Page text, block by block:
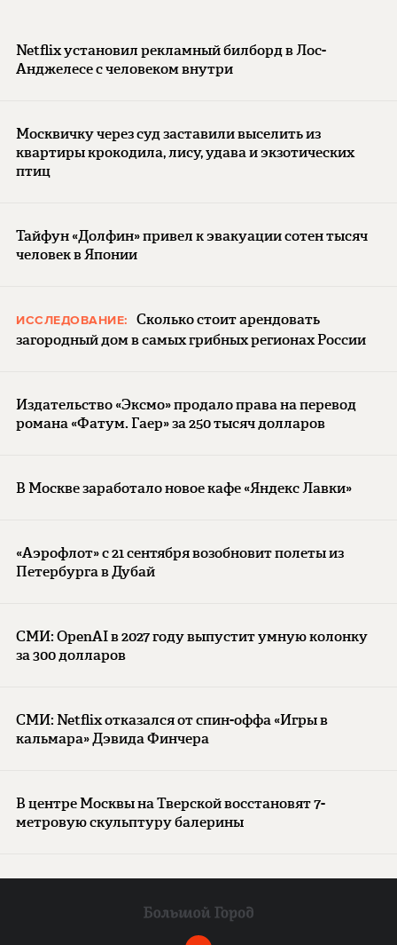
Netflix установил рекламный билборд в Лос-
Анджелесе с человеком внутри
Москвичку через суд заставили выселить из
квартиры крокодила, лису, удава и экзотических
птиц
Тайфун «Долфин» привел к эвакуации сотен тысяч
человек в Японии
ИССЛЕДОВАНИЕ:
Сколько стоит арендовать
загородный дом в самых грибных регионах России
Издательство «Эксмо» продало права на перевод
романа «Фатум. Гаер» за 250 тысяч долларов
В Москве заработало новое кафе «Яндекс Лавки»
«Аэрофлот» с 21 сентября возобновит полеты из
Петербурга в Дубай
СМИ: OpenAI в 2027 году выпустит умную колонку
за 300 долларов
СМИ: Netflix отказался от спин-оффа «Игры в
кальмара» Дэвида Финчера
В центре Москвы на Тверской восстановят 7-
метровую скульптуру балерины